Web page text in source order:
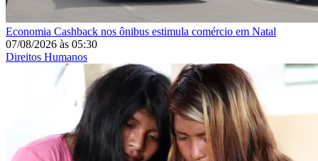
Economia Cashback nos ônibus estimula comércio em Natal
07/08/2026 às 05:30
Direitos Humanos